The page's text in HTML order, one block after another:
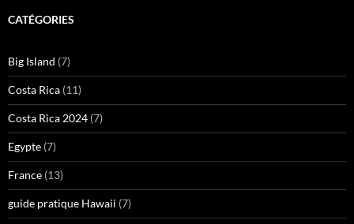
CATÉGORIES
Big Island (7)
Costa Rica (11)
Costa Rica 2024 (7)
Egypte (7)
France (13)
guide pratique Hawaii (7)